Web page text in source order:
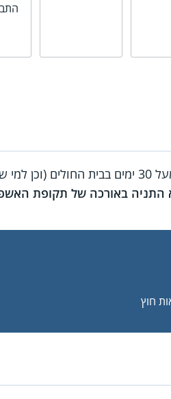
התניה באורכה של תקופת
חוץ